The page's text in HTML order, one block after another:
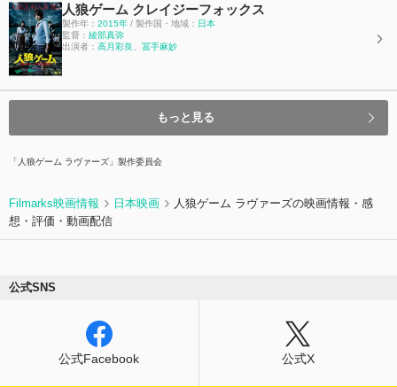
人狼ゲーム クレイジーフォックス
製作年： 2015年 / 製作国・地域： 日本
監督： 綾部真弥
出演者： 高月彩良 冨手麻妙
もっと見る
「人狼ゲーム ラヴァーズ」製作委員会
Filmarks映画情報 日本映画
人狼ゲーム ラヴァーズの映画情報・感
想・評価・動画配信
公式SNS
公式Facebook 公式X